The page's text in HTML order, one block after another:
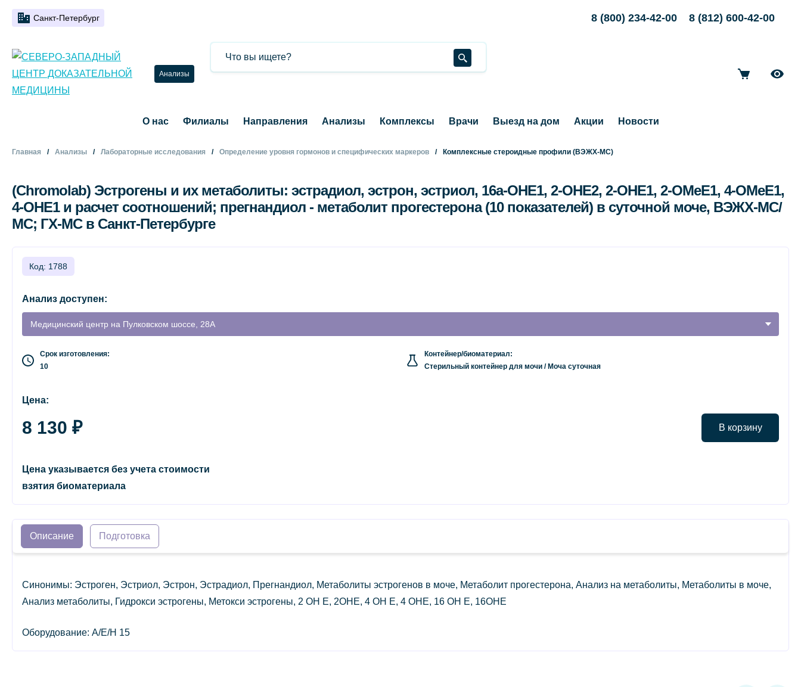
Санкт-Петербург 8 (800) 234-42-00 8 (812) 600-42-00
Анализы
О нас Филиалы Направления Анализы Комплексы Врачи Выезд на дом Акции Новости
Главная Анализы Лабораторные исследования Определение уровня гормонов и специфических маркеров Комплексные стероидные профили (ВЭЖХ-МС)
(Chromolab) Эстрогены и их метаболиты: эстрадиол, эстрон, эстриол, 16а-ОНЕ1, 2-ОНЕ2, 2-ОНЕ1, 2-ОМеЕ1, 4-ОМеЕ1,
4-ОНЕ1 и расчет соотношений; прегнандиол - метаболит прогестерона (10 показателей) в суточной моче, ВЭЖХ-МС/
МС; ГХ-МС в Санкт-Петербурге
Код: 1788
Анализ доступен:
Медицинский центр на Пулковском шоссе, 28А
Срок изготовления:
10
Контейнер/биоматериал:
Стерильный контейнер для мочи / Моча суточная
Цена:
8 130 ₽ В корзину
Цена указывается без учета стоимости
взятия биоматериала
Описание Подготовка
Синонимы: Эстроген, Эстриол, Эстрон, Эстрадиол, Прегнандиол, Метаболиты эстрогенов в моче, Метаболит прогестерона, Анализ на метаболиты, Метаболиты в моче,
Анализ метаболиты, Гидрокси эстрогены, Метокси эстрогены, 2 ОН Е, 2OHE, 4 ОН Е, 4 OHE, 16 ОН Е, 16OHE
Оборудование: A/E/H 15